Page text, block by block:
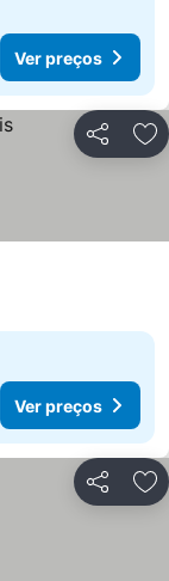
Ver preços
Partilhar
Ver preços
Partilhar